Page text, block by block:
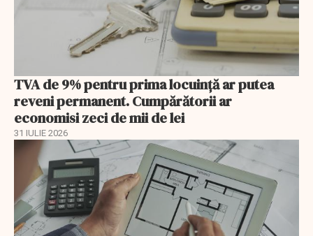
TVA de 9% pentru prima locuință ar putea
reveni permanent. Cumpărătorii ar
economisi zeci de mii de lei
31 IULIE 2026